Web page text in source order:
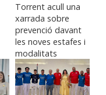
Torrent acull una
xarrada sobre
prevenció davant
les noves estafes i
modalitats
delictives